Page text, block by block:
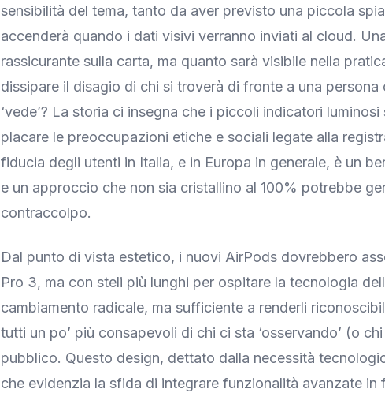
sensibilità del tema, tanto da aver previsto una piccola
accenderà quando i dati visivi verranno inviati al cloud.
rassicurante sulla carta, ma quanto sarà visibile nella
dissipare il disagio di chi si troverà di fronte a una persona
‘vede’? La storia ci insegna che i piccoli indicatori
placare le preoccupazioni etiche e sociali legate alla
fiducia degli utenti in Italia, e in Europa in generale, è un
e un approccio che non sia cristallino al 100% potrebbe
contraccolpo.
Dal punto di vista estetico, i nuovi AirPods dovrebbero
Pro 3, ma con steli più lunghi per ospitare la tecnologia
cambiamento radicale, ma sufficiente a renderli
tutti un po’ più consapevoli di chi ci sta ‘osservando’ (o
pubblico. Questo design, dettato dalla necessità
che evidenzia la sfida di integrare funzionalità avanzate in